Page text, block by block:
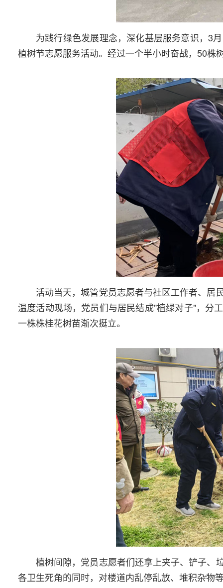
为践行绿色发展理念，深化基层服务意识，3月
植树节志愿服务活动。经过一个半小时奋战，50株
活动当天，城管党员志愿者与社区工作者、居
温度活动现场，党员们与居民结成"植绿对子"，
一株株桂花树苗渐次挺立。
植树间隙，党员志愿者们还拿上夹子、铲子、
各卫生死角的同时，对楼道内乱停乱放、堆积杂物